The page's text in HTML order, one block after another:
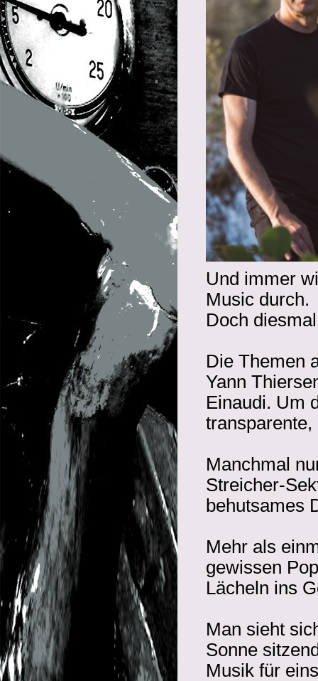
Und immer
Music durch.
Doch
Die Themen
Yann
Einaudi. Um
Manchmal
Streicher-
behutsames
Mehr als
gewissen
Lächeln ins
Man sieht
Sonne
Musik für